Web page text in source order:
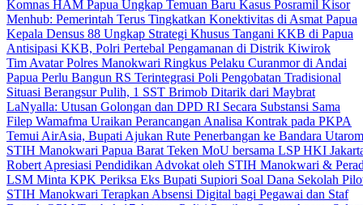
Komnas HAM Papua Ungkap Temuan Baru Kasus Posramil Kisor
Menhub: Pemerintah Terus Tingkatkan Konektivitas di Asmat Papua
Kepala Densus 88 Ungkap Strategi Khusus Tangani KKB di Papua
Antisipasi KKB, Polri Pertebal Pengamanan di Distrik Kiwirok
Tim Avatar Polres Manokwari Ringkus Pelaku Curanmor di Andai
Papua Perlu Bangun RS Terintegrasi Poli Pengobatan Tradisional
Situasi Berangsur Pulih, 1 SST Brimob Ditarik dari Maybrat
LaNyalla: Utusan Golongan dan DPD RI Secara Substansi Sama
Filep Wamafma Uraikan Perancangan Analisa Kontrak pada PKPA
Temui AirAsia, Bupati Ajukan Rute Penerbangan ke Bandara Utarom
STIH Manokwari Papua Barat Teken MoU bersama LSP HKI
Robert Apresiasi Pendidikan Advokat oleh STIH Manokwari &
LSM Minta KPK Periksa Eks Bupati Supiori Soal Dana Sekolah
STIH Manokwari Terapkan Absensi Digital bagi Pegawai dan Staf